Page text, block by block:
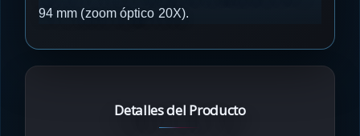
94 mm (zoom óptico 20X).
Detalles del Producto